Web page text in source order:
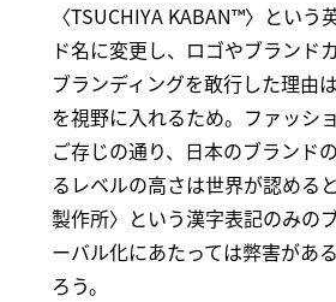
〈TSUCHIYA KABAN™〉という
ド名に変更し、ロゴやブランド
ブランディングを敢行した理由
を視野に入れるため。ファッシ
ご存じの通り、日本のブランド
るレベルの高さは世界が認める
製作所〉という漢字表記のみの
ーバル化にあたっては弊害があ
ろう。